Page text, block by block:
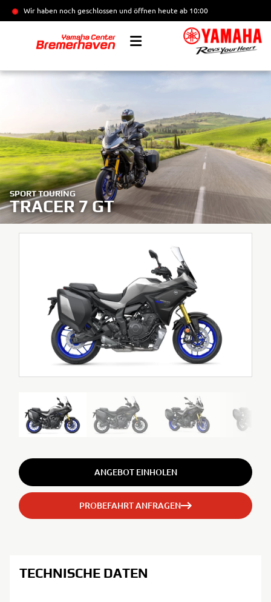
Wir haben noch geschlossen und öffnen heute ab 10:00
SPORT TOURING
TRACER 7 GT
ANGEBOT EINHOLEN
PROBEFAHRT ANFRAGEN
TECHNISCHE DATEN